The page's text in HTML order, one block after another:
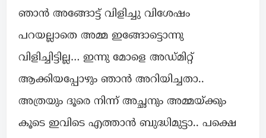
ഞാൻ അങ്ങോട്ട് വിളിച്ചു വിശേഷം
പറയല്ലാതെ അമ്മ ഇങ്ങോട്ടൊന്നു
വിളിച്ചിട്ടില്ല… ഇന്നു മോളെ അഡ്മിറ്റ്‌
ആക്കിയപ്പോഴും ഞാൻ അറിയിച്ചതാ..
അത്രയും ദൂരെ നിന്ന് അച്ഛനും അമ്മയ്ക്കും
കൂടെ ഇവിടെ എത്താൻ ബുദ്ധിമുട്ടാ.. പക്ഷെ